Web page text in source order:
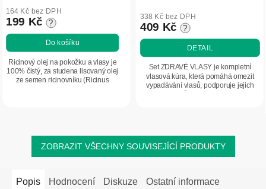
164 Kč bez DPH
199 Kč ?
Do košíku
Ricinový olej na pokožku a vlasy je
100% čistý, za studena lisovaný olej
ze semen ricinovníku (Ricinus
338 Kč bez DPH
409 Kč ?
DETAIL
Set ZDRAVÉ VLASY je kompletní
vlasová kúra, která pomáhá omezit
vypadávání vlasů, podporuje jejich
ZOBRAZIT VŠECHNY SOUVISEJÍCÍ PRODUKTY
Popis Hodnocení Diskuze Ostatní informace